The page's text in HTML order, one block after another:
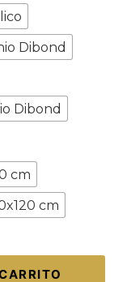
Dibond
Dibond
cm
cm